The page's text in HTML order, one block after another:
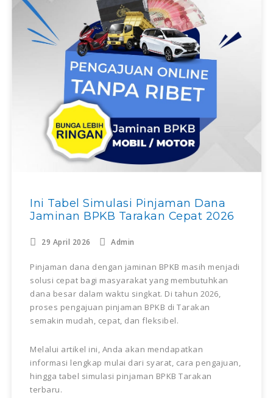
Ini Tabel Simulasi Pinjaman Dana
Jaminan BPKB Tarakan Cepat 2026
29 April 2026 Admin
Pinjaman dana dengan jaminan BPKB masih menjadi
solusi cepat bagi masyarakat yang membutuhkan
dana besar dalam waktu singkat. Di tahun 2026,
proses pengajuan pinjaman BPKB di Tarakan
semakin mudah, cepat, dan fleksibel.
Melalui artikel ini, Anda akan mendapatkan
informasi lengkap mulai dari syarat, cara pengajuan,
hingga tabel simulasi pinjaman BPKB Tarakan
terbaru.